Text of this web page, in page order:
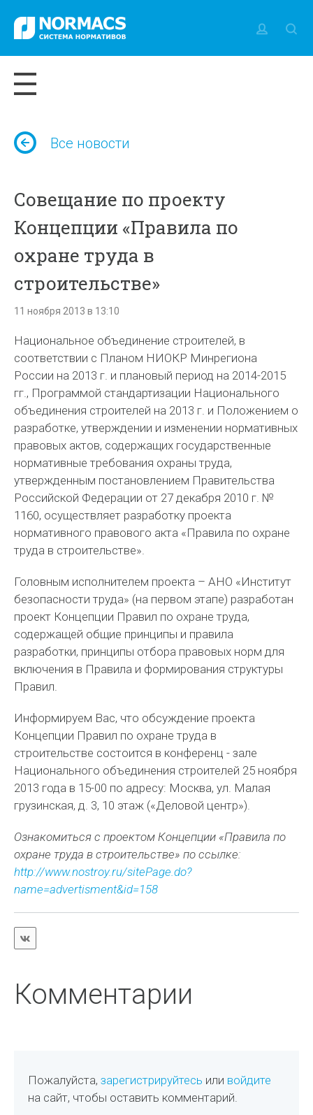
Все новости
Совещание по проекту
Концепции «Правила по
охране труда в
строительстве»
11 ноября 2013 в 13:10
Национальное объединение строителей, в
соответствии с Планом НИОКР Минрегиона
России на 2013 г. и плановый период на 2014-2015
гг., Программой стандартизации Национального
объединения строителей на 2013 г. и Положением о
разработке, утверждении и изменении нормативных
правовых актов, содержащих государственные
нормативные требования охраны труда,
утвержденным постановлением Правительства
Российской Федерации от 27 декабря 2010 г. №
1160, осуществляет разработку проекта
нормативного правового акта «Правила по охране
труда в строительстве».
Головным исполнителем проекта – АНО «Институт
безопасности труда» (на первом этапе) разработан
проект Концепции Правил по охране труда,
содержащей общие принципы и правила
разработки, принципы отбора правовых норм для
включения в Правила и формирования структуры
Правил.
Информируем Вас, что обсуждение проекта
Концепции Правил по охране труда в
строительстве состоится в конференц - зале
Национального объединения строителей 25 ноября
2013 года в 15-00 по адресу: Москва, ул. Малая
грузинская, д. 3, 10 этаж («Деловой центр»).
Ознакомиться с проектом Концепции «Правила по
охране труда в строительстве» по ссылке:
http://www.nostroy.ru/sitePage.do?
name=advertisment&id=158
Комментарии
Пожалуйста,зарегистрируйтесь или войдите
на сайт, чтобы оставить комментарий.